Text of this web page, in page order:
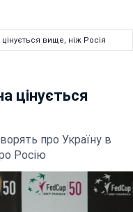
цінується вище, ніж Росія
цінується
про Україну в
Росію